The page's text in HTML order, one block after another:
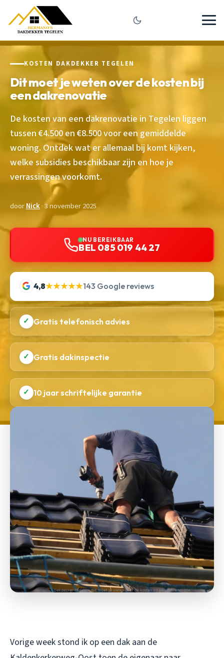
KOSTEN DAKDEKKER TEGELEN
Dit moet je weten over de kosten bij
een dakrenovatie
De kosten van een dakrenovatie in Tegelen liggen
tussen €4.500 en €8.500 voor een gemiddelde
woning. Ontdek wat er allemaal bij komt kijken,
welke subsidies beschikbaar zijn en hoe je
verrassingen voorkomt.
doorNick· 3 november 2025
NU BEREIKBAAR
BEL 085 019 44 27
4,8★★★★★143 Google reviews
✓ Gratis telefonisch advies
✓ Gratis dakinspectie
✓ 10 jaar schriftelijke garantie
Vorige week stond ik op een dak aan de